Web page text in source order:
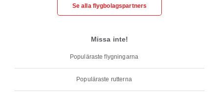
Se alla flygbolagspartners
Missa inte!
Populäraste flygningarna
Populäraste rutterna